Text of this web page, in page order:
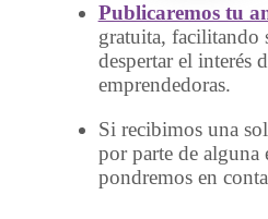
Publicaremos tu
gratuita, facilitando
despertar el interés
emprendedoras.
Si recibimos una
por parte de alguna
pondremos en